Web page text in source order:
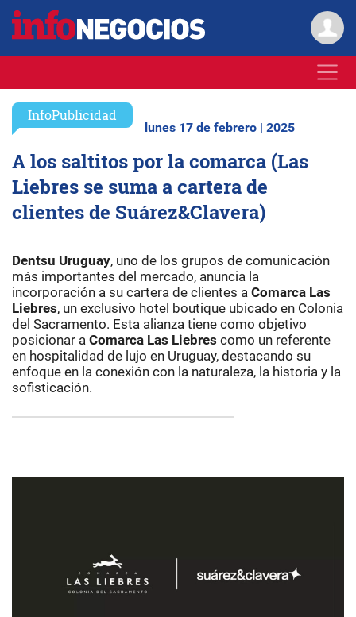
InfoPublicidad
lunes 17 de febrero | 2025
A los saltitos por la comarca (Las
Liebres se suma a cartera de
clientes de Suárez&Clavera)
Dentsu Uruguay, uno de los grupos de comunicación
más importantes del mercado, anuncia la
incorporación a su cartera de clientes a Comarca Las
Liebres, un exclusivo hotel boutique ubicado en Colonia
del Sacramento. Esta alianza tiene como objetivo
posicionar a Comarca Las Liebres como un referente
en hospitalidad de lujo en Uruguay, destacando su
enfoque en la conexión con la naturaleza, la historia y la
sofisticación.